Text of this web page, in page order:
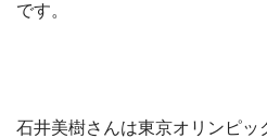
です。
石井美樹さんは東京オリンピッ